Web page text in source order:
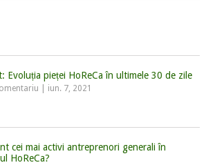
Evoluția pieței HoReCa în ultimele 30 de zile
iun. 7, 2021
cei mai activi antreprenori generali în
HoReCa?